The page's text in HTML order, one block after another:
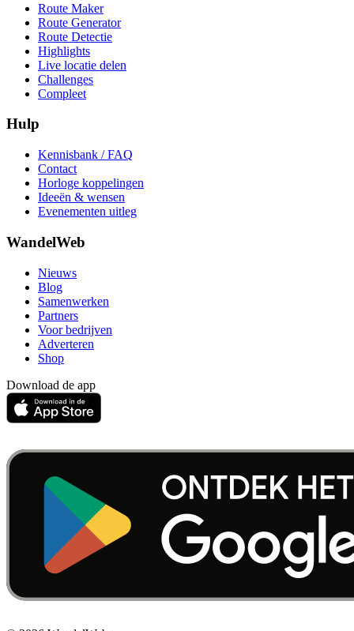
Route Maker
Route Generator
Route Detectie
Highlights
Live locatie delen
Challenges
Compleet
Hulp
Kennisbank / FAQ
Contact
Horloge koppelingen
Ideeën & wensen
Evenementen uitleg
WandelWeb
Nieuws
Blog
Samenwerken
Partners
Voor bedrijven
Adverteren
Shop
Download de app